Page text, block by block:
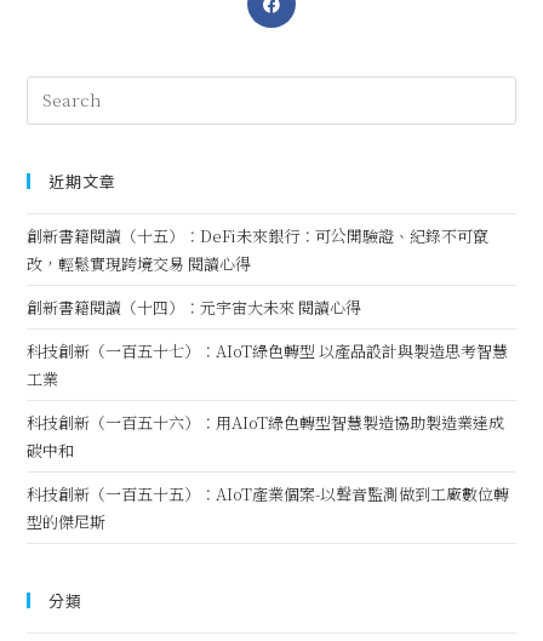
近期文章
創新書籍閱讀（十五）：DeFi未來銀行：可公開驗證、紀錄不可竄
改，輕鬆實現跨境交易 閱讀心得
創新書籍閱讀（十四）：元宇宙大未來 閱讀心得
科技創新（一百五十七）：AIoT綠色轉型 以產品設計與製造思考智慧
工業
科技創新（一百五十六）：用AIoT綠色轉型智慧製造協助製造業達成
碳中和
科技創新（一百五十五）：AIoT產業個案-以聲音監測做到工廠數位轉
型的傑尼斯
分類